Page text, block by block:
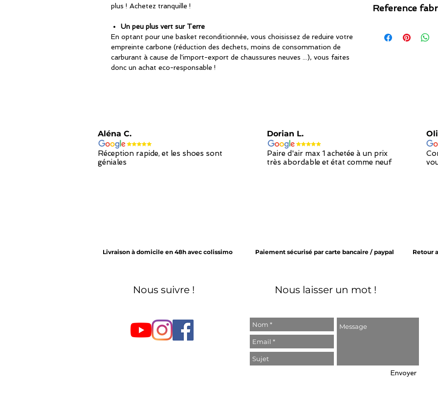
plus ! Achetez tranquille !
Un peu plus vert sur Terre
En optant pour une basket reconditionnée, vous choisissez de reduire votre
empreinte carbone (réduction des dechets, moins de consommation de
carburant à cause de l'import-export de chaussures neuves ...), vous faites
donc un achat eco-responsable !
Reference
Aléna C.
Réception rapide, et les shoes sont
géniales
Livraison à domicile en 48h avec colissimo
Nous suivre !
Dorian L.
Paire d'air max 1 achetée à un prix
très abordable et état comme neuf
Paiement sécurisé par carte bancaire / paypal Retour
Nous laisser un mot !
Envoyer